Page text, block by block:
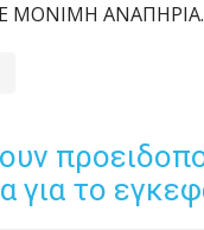
ΜΟΝΙΜΗ ΑΝΑΠΗΡΙΑ.
για το